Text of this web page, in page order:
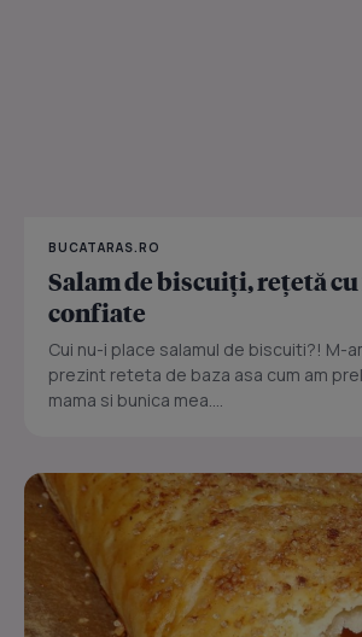
BUCATARAS.RO
Salam de biscuiţi, reţetă
confiate
Cui nu-i place salamul de biscuiti?! M-
prezint reteta de baza asa cum am
mama si bunica mea....